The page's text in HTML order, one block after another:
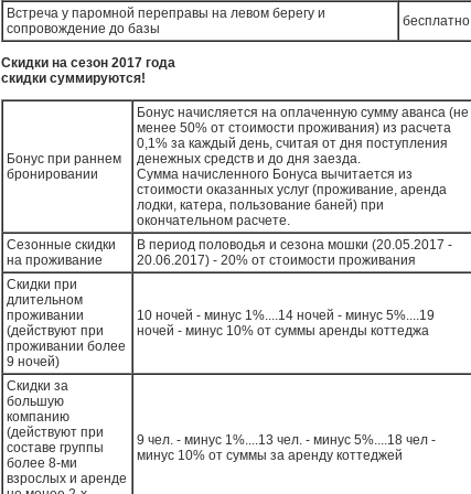
Встреча у паромной переправы на левом берегу и
сопровождение до базы
бесплатно
Скидки на сезон 2017 года
скидки суммируются!
Бонус при раннем
бронировании
Бонус начисляется на оплаченную сумму аванса (не
менее 50% от стоимости проживания) из расчета
0,1% за каждый день, считая от дня поступления
денежных средств и до дня заезда.
Сумма начисленного Бонуса вычитается из
стоимости оказанных услуг (проживание, аренда
лодки, катера, пользование баней) при
окончательном расчете.
Сезонные скидки
на проживание
В период половодья и сезона мошки (20.05.2017 -
20.06.2017) - 20% от стоимости проживания
Скидки при
длительном
проживании
(действуют при
проживании более
9 ночей)
10 ночей - минус 1%....14 ночей - минус 5%....19
ночей - минус 10% от суммы аренды коттеджа
Скидки за
большую
компанию
(действуют при
составе группы
более 8-ми
взрослых и аренде
9 чел. - минус 1%....13 чел. - минус 5%....18 чел -
минус 10% от суммы за аренду коттеджей